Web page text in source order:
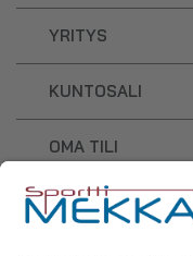
YRITYS
KUNTOSALI
OMA TILI
OSTOSKORI